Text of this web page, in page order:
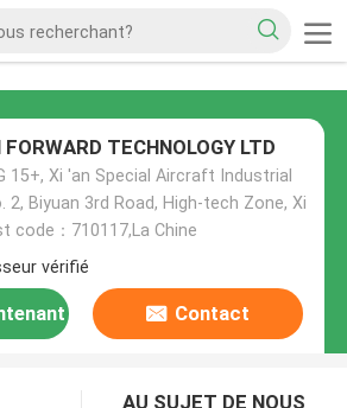
TECHNOLOGY LTD
15+, Xi 'an Special Aircraft Industrial
2, Biyuan 3rd Road, High-tech Zone, Xi
code：710117,La Chine
vérifié
Contact
AU SUJET DE NOUS